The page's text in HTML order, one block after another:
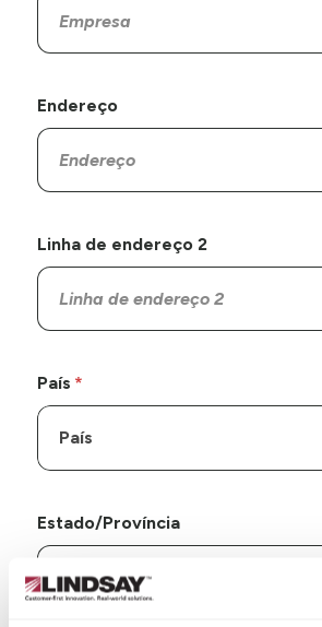
Endereço
Linha de endereço 2
País
Estado/Província